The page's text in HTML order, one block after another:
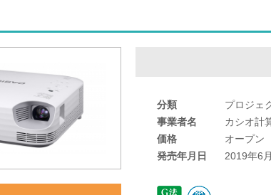
分類
プロジェ
事業者名
カシオ計
価格
オープン
発売年月日
2019年6月